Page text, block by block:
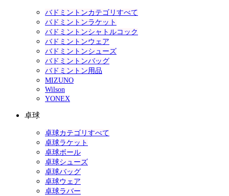
バドミントンカテゴリすべて
バドミントンラケット
バドミントンシャトルコック
バドミントンウェア
バドミントンシューズ
バドミントンバッグ
バドミントン用品
MIZUNO
Wilson
YONEX
卓球
卓球カテゴリすべて
卓球ラケット
卓球ボール
卓球シューズ
卓球バッグ
卓球ウェア
卓球ラバー